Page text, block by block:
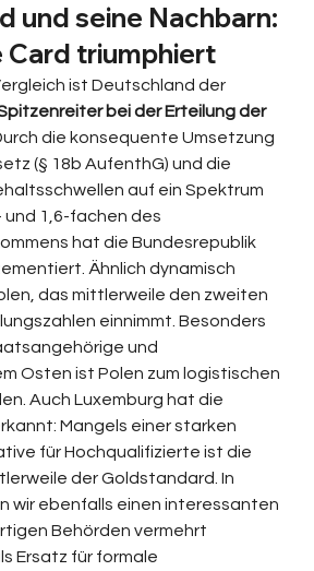
und seine Nachbarn:
Card triumphiert
ist Deutschland der
bei der Erteilung der
die konsequente Umsetzung
(§ 18b AufenthG) und die
auf ein Spektrum
und 1,6-fachen des
hat die Bundesrepublik
Ähnlich dynamisch
das mittlerweile den zweiten
einnimmt. Besonders
und
Osten ist Polen zum logistischen
Auch Luxemburg hat die
Mangels einer starken
für Hochqualifizierte ist die
der Goldstandard. In
wir ebenfalls einen interessanten
Behörden vermehrt
Ersatz für formale